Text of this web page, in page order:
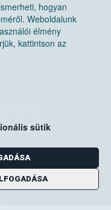
hogyan
Weboldalunk
élmény
kattintson az
sütik
Hivatal
Pf. 30.
244